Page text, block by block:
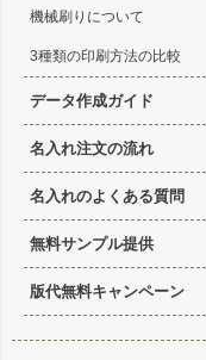
機械刷りについて
3種類の印刷方法の比較
データ作成ガイド
名入れ注文の流れ
名入れのよくある質問
無料サンプル提供
版代無料キャンペーン